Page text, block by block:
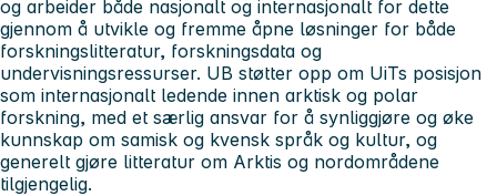
og arbeider både nasjonalt og internasjonalt for dette
gjennom å utvikle og fremme åpne løsninger for både
forskningslitteratur, forskningsdata og
undervisningsressurser. UB støtter opp om UiTs posisjon
som internasjonalt ledende innen arktisk og polar
forskning, med et særlig ansvar for å synliggjøre og øke
kunnskap om samisk og kvensk språk og kultur, og
generelt gjøre litteratur om Arktis og nordområdene
tilgjengelig.